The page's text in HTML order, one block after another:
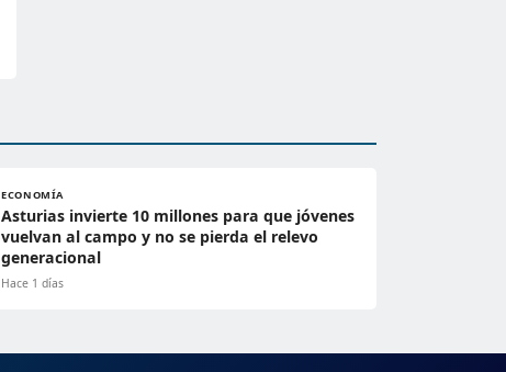
ECONOMÍA
Asturias invierte 10 millones para que jóvenes
vuelvan al campo y no se pierda el relevo
generacional
Hace 1 días